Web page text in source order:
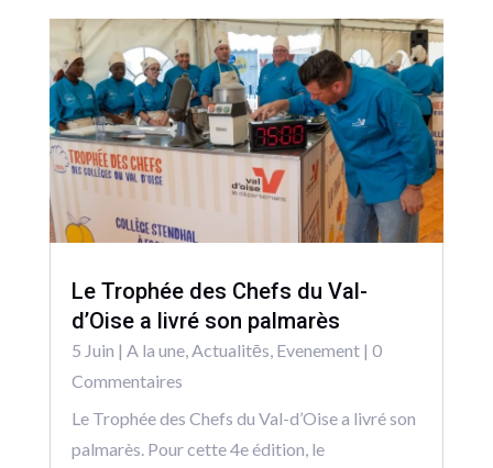
Le Trophée des Chefs du Val-
d’Oise a livré son palmarès
5 Juin | A la une,Actualitēs, Evenement| 0
Commentaires
Le Trophée des Chefs du Val-d’Oise a livré son
palmarès. Pour cette 4e édition, le